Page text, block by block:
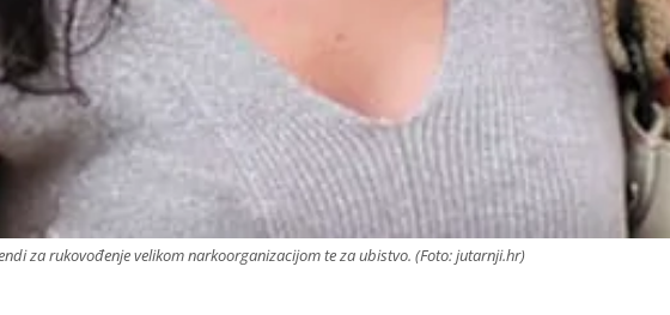
za rukovođenje velikom narkoorganizacijom te za ubistvo. (Foto: jutarnji.hr)